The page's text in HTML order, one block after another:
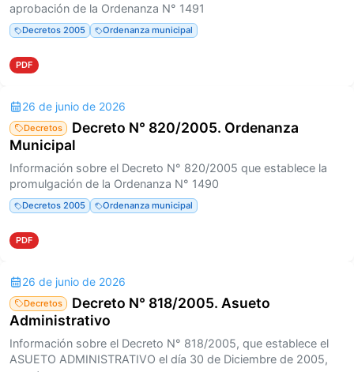
aprobación de la Ordenanza N° 1491
Decretos 2005 Ordenanza municipal
PDF
26 de junio de 2026
Decretos
Decreto N° 820/2005. Ordenanza
Municipal
Información sobre el Decreto N° 820/2005 que establece la
promulgación de la Ordenanza N° 1490
Decretos 2005 Ordenanza municipal
PDF
26 de junio de 2026
Decretos
Decreto N° 818/2005. Asueto
Administrativo
Información sobre el Decreto N° 818/2005, que establece el
ASUETO ADMINISTRATIVO el día 30 de Diciembre de 2005,